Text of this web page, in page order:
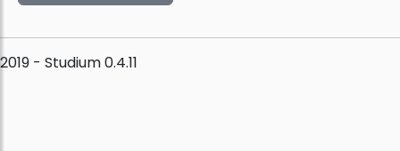
2019 - Studium 0.4.11